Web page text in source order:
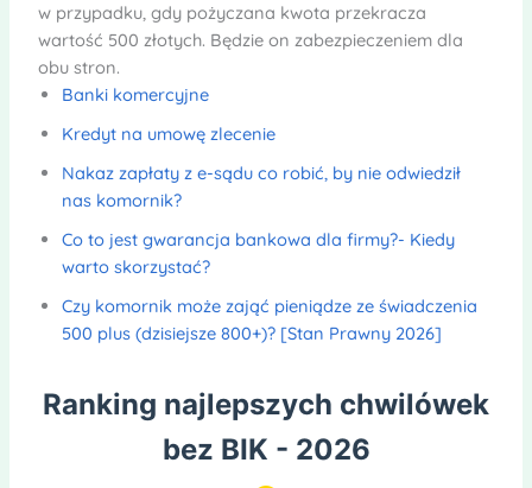
w przypadku, gdy pożyczana kwota przekracza
wartość 500 złotych. Będzie on zabezpieczeniem dla
obu stron.
Banki komercyjne
Kredyt na umowę zlecenie
Nakaz zapłaty z e-sądu co robić, by nie odwiedził
nas komornik?
Co to jest gwarancja bankowa dla firmy?- Kiedy
warto skorzystać?
Czy komornik może zająć pieniądze ze świadczenia
500 plus (dzisiejsze 800+)? [Stan Prawny 2026]
Ranking najlepszych chwilówek
bez BIK - 2026